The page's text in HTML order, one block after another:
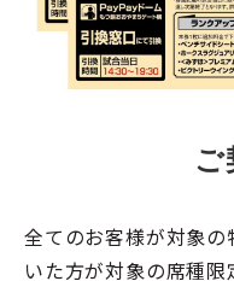
ご
全てのお客様が対象
いた方が対象の席種